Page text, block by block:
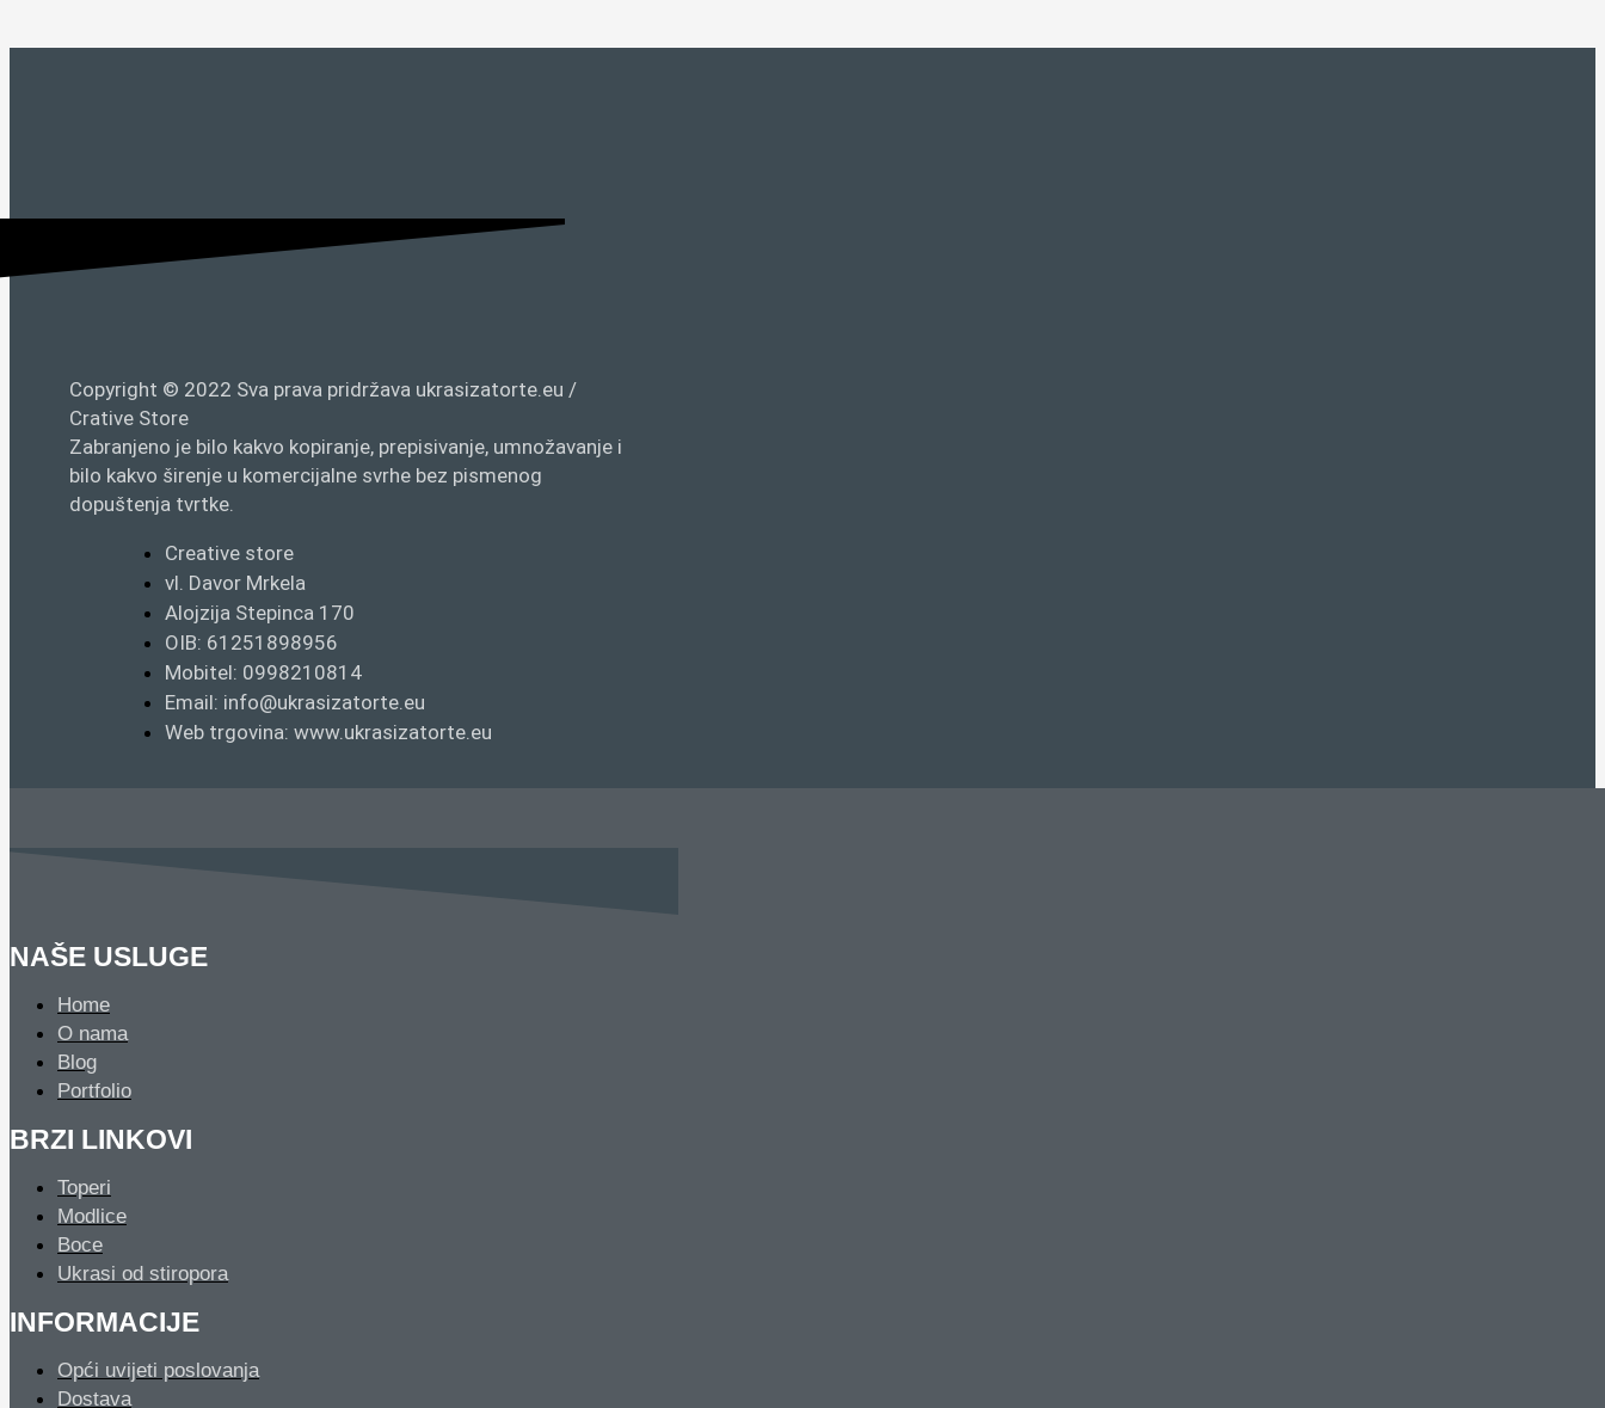
Copyright © 2022 Sva prava pridržava ukrasizatorte.eu /
Crative Store
Zabranjeno je bilo kakvo kopiranje, prepisivanje, umnožavanje i
bilo kakvo širenje u komercijalne svrhe bez pismenog
dopuštenja tvrtke.
Creative store
vl. Davor Mrkela
Alojzija Stepinca 170
OIB: 61251898956
Mobitel: 0998210814
Email: info@ukrasizatorte.eu
Web trgovina: www.ukrasizatorte.eu
NAŠE USLUGE
Home
O nama
Blog
Portfolio
BRZI LINKOVI
Toperi
Modlice
Boce
Ukrasi od stiropora
INFORMACIJE
Opći uvijeti poslovanja
Dostava